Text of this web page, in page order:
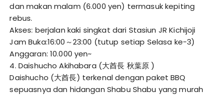
dan makan malam (6.000 yen) termasuk kepiting
rebus.
Akses: berjalan kaki singkat dari Stasiun JR Kichijoji
Jam Buka:16:00～23:00 (tutup setiap Selasa ke-3)
Anggaran: 10.000 yen~
4. Daishucho Akihabara (大酋長 秋葉原 )
Daishucho (大酋長) terkenal dengan paket BBQ
sepuasnya dan hidangan Shabu Shabu yang murah